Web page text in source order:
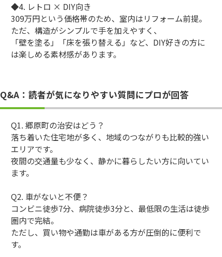
◆4. レトロ × DIY向き
309万円という価格帯のため、室内はリフォーム前提。
ただ、構造がシンプルで手を加えやすく、
「壁を塗る」「床を張り替える」など、DIY好きの方に
は楽しめる素材感があります。
Q&A：読者が気になりやすい質問にプロが回答
Q1. 郷原町の治安はどう？
落ち着いた住宅地が多く、地域のつながりも比較的強い
エリアです。
夜間の交通量も少なく、静かに暮らしたい方に向いてい
ます。
Q2. 車がないと不便？
コンビニ徒歩7分、病院徒歩3分と、最低限の生活は徒歩
圏内で完結。
ただし、買い物や通勤は車がある方が圧倒的に便利で
す。